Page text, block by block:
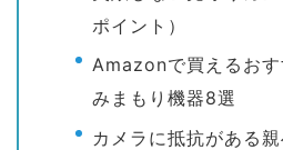
ポイント）
Amazonで買えるおす
みまもり機器8選
カメラに抵抗がある